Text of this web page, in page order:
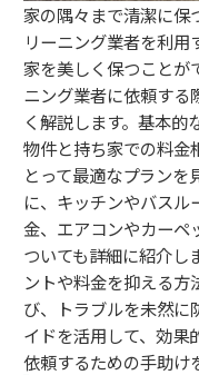
家の隅々まで清潔に保
リーニング業者を利
家を美しく保つことが
ニング業者に依頼する
く解説します。基本
物件と持ち家での料金
とって最適なプランを
に、キッチンやバス
金、エアコンやカーペ
ついても詳細に紹介し
ントや料金を抑える
び、トラブルを未然に
イドを活用して、効果
依頼するための手助け